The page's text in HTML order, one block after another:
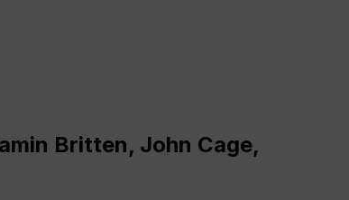
Britten, John Cage,